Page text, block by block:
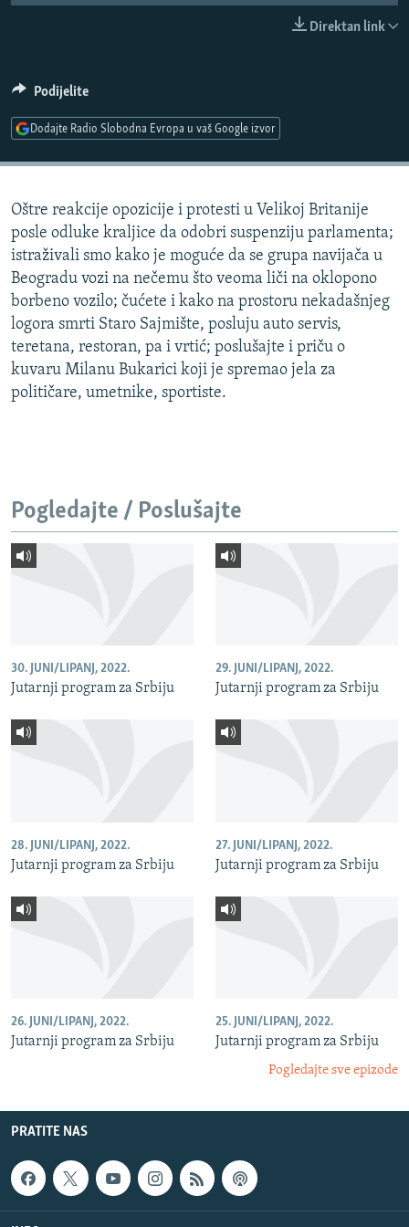
SPECIJALI RSE
VIŠE OD NASLOVA
TV LIBERTY
POST SCRIPTUM
MOJA EVROPA
TRI DECENIJE OD RATA U BIH
SVE KARTE DEJTONA
NASTANAK I RASPAD JUGOSLAVIJE
PRATITE NAS
Sve RFE/RL stranice
Direktan link
Podijelite
Dodajte Radio Slobodna Evropa u vaš Google izvor
Oštre reakcije opozicije i protesti u Velikoj Britanije
posle odluke kraljice da odobri suspenziju parlamenta;
istraživali smo kako je moguće da se grupa navijača u
Beogradu vozi na nečemu što veoma liči na oklopono
borbeno vozilo; čućete i kako na prostoru nekadašnjeg
logora smrti Staro Sajmište, posluju auto servis,
teretana, restoran, pa i vrtić; poslušajte i priču o
kuvaru Milanu Bukarici koji je spremao jela za
političare, umetnike, sportiste.
Pogledajte / Poslušajte
30. JUNI/LIPANJ, 2022.
Jutarnji program za Srbiju
29. JUNI/LIPANJ, 2022.
Jutarnji program za Srbiju
28. JUNI/LIPANJ, 2022.
Jutarnji program za Srbiju
27. JUNI/LIPANJ, 2022.
Jutarnji program za Srbiju
26. JUNI/LIPANJ, 2022.
Jutarnji program za Srbiju
25. JUNI/LIPANJ, 2022.
Jutarnji program za Srbiju
Pogledajte sve epizode
PRATITE NAS